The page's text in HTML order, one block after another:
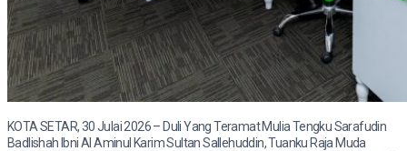
KOTA SETAR, 30 Julai 2026 – Duli Yang Teramat Mulia Tengku Sarafudin
Badlishah Ibni Al Aminul Karim Sultan Sallehuddin, Tuanku Raja Muda